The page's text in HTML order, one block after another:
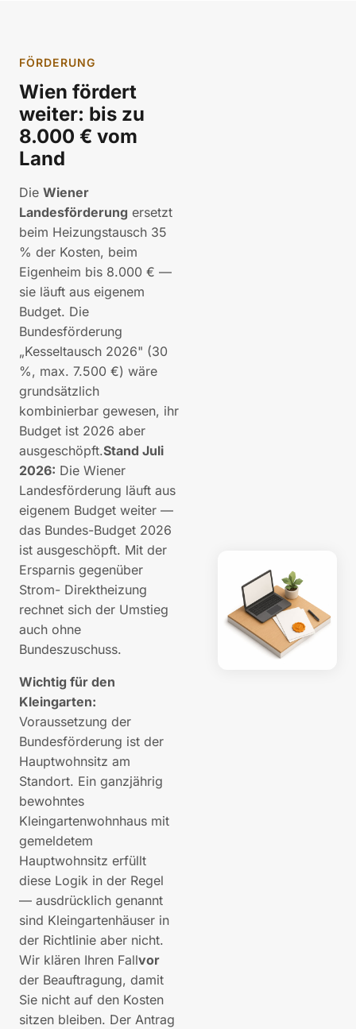
FÖRDERUNG
Wien fördert
weiter: bis zu
8.000 € vom
Land
Die Wiener
Landesförderung ersetzt
beim Heizungstausch 35
% der Kosten, beim
Eigenheim bis 8.000 € —
sie läuft aus eigenem
Budget. Die
Bundesförderung
„Kesseltausch 2026" (30
%, max. 7.500 €) wäre
grundsätzlich
kombinierbar gewesen, ihr
Budget ist 2026 aber
ausgeschöpft.Stand Juli
2026: Die Wiener
Landesförderung läuft aus
eigenem Budget weiter —
das Bundes-Budget 2026
ist ausgeschöpft. Mit der
Ersparnis gegenüber
Strom- Direktheizung
rechnet sich der Umstieg
auch ohne
Bundeszuschuss.
Wichtig für den
Kleingarten:
Voraussetzung der
Bundesförderung ist der
Hauptwohnsitz am
Standort. Ein ganzjährig
bewohntes
Kleingartenwohnhaus mit
gemeldetem
Hauptwohnsitz erfüllt
diese Logik in der Regel
— ausdrücklich genannt
sind Kleingartenhäuser in
der Richtlinie aber nicht.
Wir klären Ihren Fallvor
der Beauftragung, damit
Sie nicht auf den Kosten
sitzen bleiben. Der Antrag